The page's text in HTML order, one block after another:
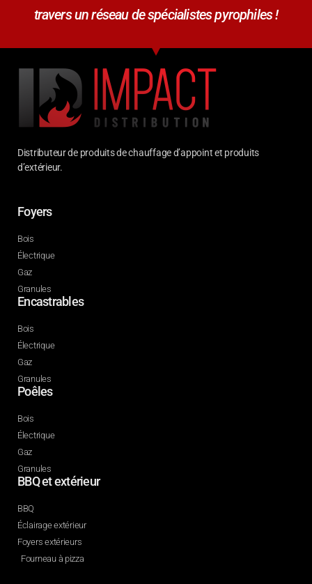
travers un réseau de spécialistes pyrophiles !
Distributeur de produits de chauffage d’appoint et produits
d’extérieur.
Foyers
Bois
Électrique
Gaz
Granules
Encastrables
Bois
Électrique
Gaz
Granules
Poêles
Bois
Électrique
Gaz
Granules
BBQ et extérieur
BBQ
Éclairage extérieur
Foyers extérieurs
Fourneau à pizza